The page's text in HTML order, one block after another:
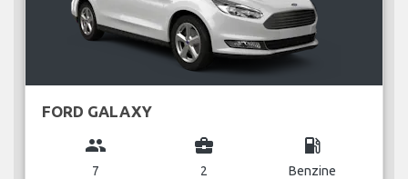
FORD GALAXY
group
7
business_center
2
local_gas_station
Benzine